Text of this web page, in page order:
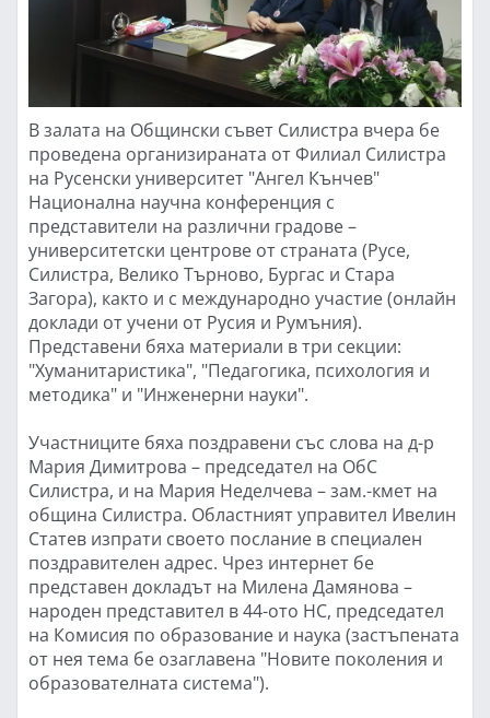
В залата на Общински съвет Силистра вчера бе
проведена организираната от Филиал Силистра
на Русенски университет "Ангел Кънчев"
Национална научна конференция с
представители на различни градове –
университетски центрове от страната (Русе,
Силистра, Велико Търново, Бургас и Стара
Загора), както и с международно участие (онлайн
доклади от учени от Русия и Румъния).
Представени бяха материали в три секции:
"Хуманитаристика", "Педагогика, психология и
методика" и "Инженерни науки".
Участниците бяха поздравени със слова на д-р
Мария Димитрова – председател на ОбС
Силистра, и на Мария Неделчева – зам.-кмет на
община Силистра. Областният управител Ивелин
Статев изпрати своето послание в специален
поздравителен адрес. Чрез интернет бе
представен докладът на Милена Дамянова –
народен представител в 44-ото НС, председател
на Комисия по образование и наука (застъпената
от нея тема бе озаглавена "Новите поколения и
образователната система").